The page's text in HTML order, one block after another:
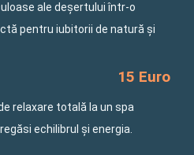
ale deșertului într-o
pentru iubitorii de natură și
15 Euro
relaxare totală la un spa
echilibrul și energia.